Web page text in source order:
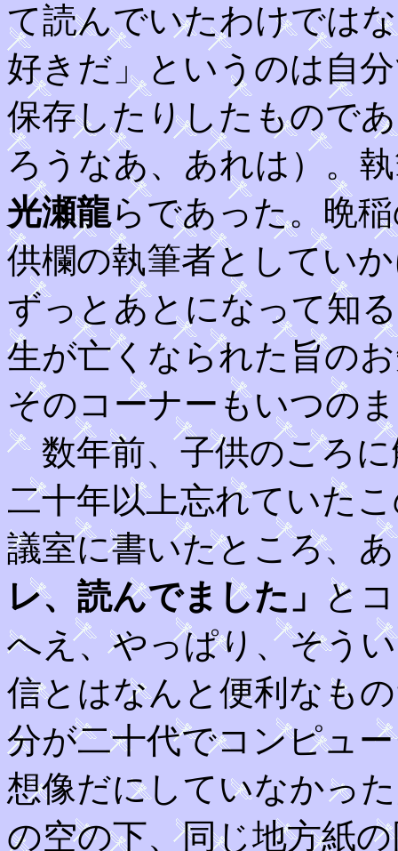
て読んでいたわけでは
好きだ」というのは自
保存したりしたもので
ろうなあ、あれは）。
光瀬龍らであった。晩
供欄の執筆者としてい
ずっとあとになって知
生が亡くなられた旨の
そのコーナーもいつの
数年前、子供のころに
二十年以上忘れていた
議室に書いたところ、
レ、読んでました」
と
へえ、やっぱり、そう
信とはなんと便利なも
分が二十代でコンピュ
想像だにしていなかっ
の空の下、同じ地方紙